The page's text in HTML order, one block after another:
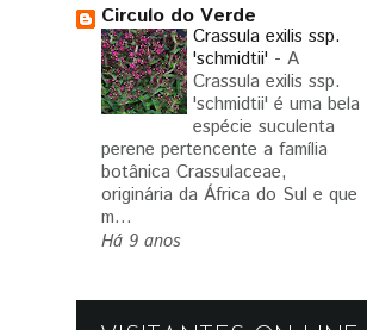
Circulo do Verde
Crassula exilis ssp.
'schmidtii' - A
Crassula exilis ssp.
'schmidtii' é uma bela
espécie suculenta
perene pertencente a família
botânica Crassulaceae,
originária da África do Sul e que
m...
Há 9 anos